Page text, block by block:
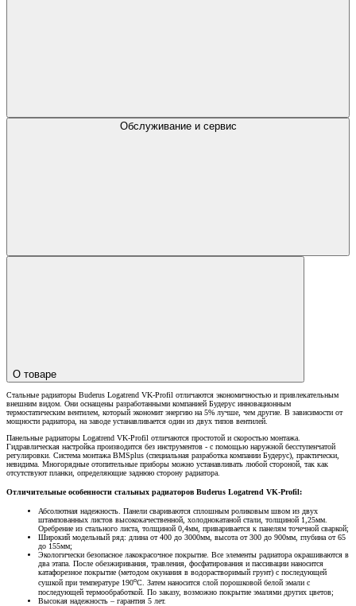
Обслуживание и сервис
О товаре
Стальные радиаторы Buderus Logatrend VK-Profil отличаются экономичностью и привлекательным
внешним видом. Они оснащены разработанными компанией Будерус инновационным
термостатическим вентилем, который экономит энергию на 5% лучше, чем другие. В зависимости от
мощности радиатора, на заводе устанавливается один из двух типов вентилей.
Панельные радиаторы Logatrend VK-Profil отличаются простотой и скоростью монтажа.
Гидравлическая настройка производится без инструментов - с помощью наружной бесступенчатой
регулировки. Система монтажа BMSplus (специальная разработка компании Будерус), практически,
невидима. Многорядные отопительные приборы можно устанавливать любой стороной, так как
отсутствуют планки, определяющие заднюю сторону радиатора.
Отличительные особенности стальных радиаторов Buderus Logatrend VK-Profil:
Абсолютная надежность. Панели свариваются сплошным роликовым швом из двух
штампованных листов высококачественной, холоднокатаной стали, толщиной 1,25мм.
Оребрение из стального листа, толщиной 0,4мм, приваривается к панелям точечной сваркой;
Широкий модельный ряд: длина от 400 до 3000мм, высота от 300 до 900мм, глубина от 65
до 155мм;
Экологически безопасное лакокрасочное покрытие. Все элементы радиатора окрашиваются в
два этапа. После обезжиривания, травления, фосфатирования и пассивации наносится
катафорезное покрытие (методом окунания в водорастворимый грунт) с последующей
сушкой при температуре 190оС. Затем наносится слой порошковой белой эмали с
последующей термообработкой. По заказу, возможно покрытие эмалями других цветов;
Высокая надежность – гарантия 5 лет.